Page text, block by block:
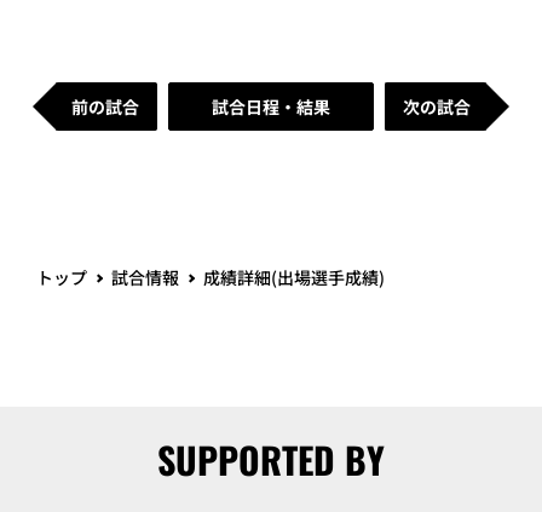
前の試合 試合日程・結果 次の試合
トップ 試合情報 成績詳細(出場選手成績)
SUPPORTED BY